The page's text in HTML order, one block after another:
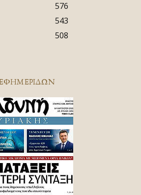
576
543
508